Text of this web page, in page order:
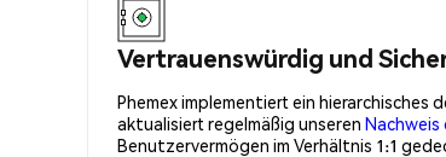
Vertrauenswürdig und
Phemex implementiert ein
aktualisiert regelmäßig unseren Nachweis
Benutzervermögen im Verhältnis 1:1